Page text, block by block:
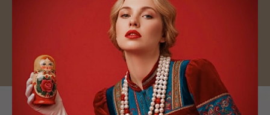
Политика
конфиденциальности
©2024 «LOVART» Выездные
мастер-классы в Москве и МО
защищены
ЗАКАЗАТЬ ЗВОНОК